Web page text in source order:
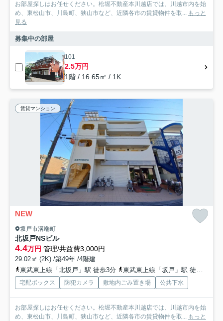
お部屋探しはお任せください。松堀不動産本川越店では、川越市内を始
め、東松山市、川島町、狭山市など、近隣各市の賃貸物件を取... もっと
見る
募集中の部屋
101
2.5万円
1階 / 16.65㎡ / 1K
賃貸マンション
NEW
坂戸市溝端町
北坂戸NSビル
4.4万円 管理/共益費3,000円
29.02㎡ (2K) /築49年 /4階建
東武東上線「北坂戸」駅 徒歩3分
東武東上線「坂戸」駅 徒歩25分
宅配ボックス 防犯カメラ 敷地内ごみ置き場 公共下水
お部屋探しはお任せください。松堀不動産本川越店では、川越市内を始
め、東松山市、川島町、狭山市など、近隣各市の賃貸物件を取... もっと